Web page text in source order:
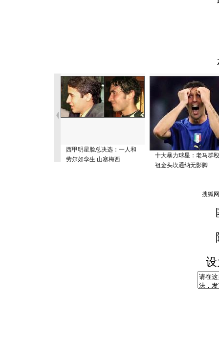
西甲明星脸总决选：一人和
劳尔如孪生 山寨梅西
十大暴力球星：老马群
祖金头坎通纳无影脚